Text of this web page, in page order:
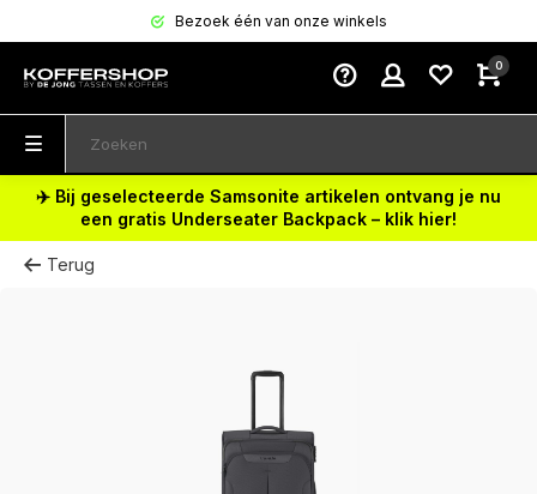
Bezoek één van onze winkels
0
✈️ Bij geselecteerde Samsonite artikelen ontvang je nu
een gratis Underseater Backpack – klik hier!
Terug